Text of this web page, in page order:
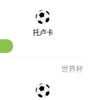
托卢卡
世界杯